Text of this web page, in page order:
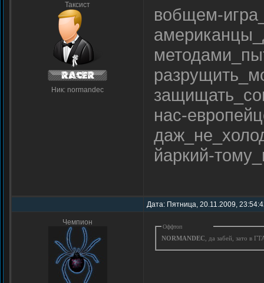
Таксист
Ник: normandec
вобщем-
нас-
йаркий-
Дата: Пятница, 20.11.2009,
Чемпион
Оффтоп
NORMANDEC , да забей, зато в